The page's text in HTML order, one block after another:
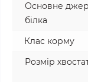
Основне
білка
Клас корму
Розмір